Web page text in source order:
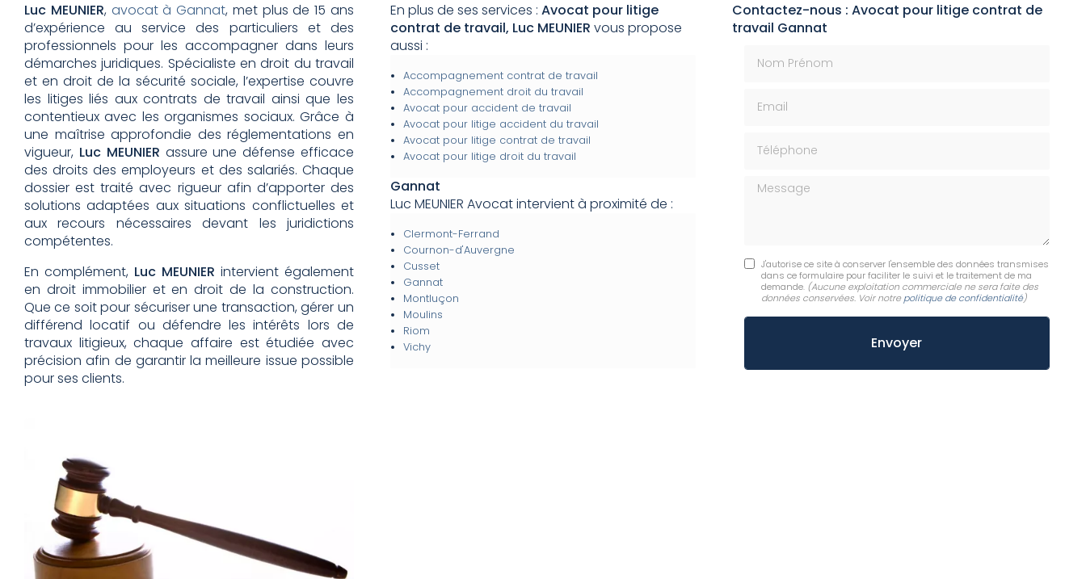
Luc MEUNIER, avocat à Gannat, met plus de 15 ans
d’expérience au service des particuliers et des
professionnels pour les accompagner dans leurs
démarches juridiques. Spécialiste en droit du travail
et en droit de la sécurité sociale, l’expertise couvre
les litiges liés aux contrats de travail ainsi que les
contentieux avec les organismes sociaux. Grâce à
une maîtrise approfondie des réglementations en
vigueur, Luc MEUNIER assure une défense efficace
des droits des employeurs et des salariés. Chaque
dossier est traité avec rigueur afin d’apporter des
solutions adaptées aux situations conflictuelles et
aux recours nécessaires devant les juridictions
compétentes.
En complément, Luc MEUNIER intervient également
en droit immobilier et en droit de la construction.
Que ce soit pour sécuriser une transaction, gérer un
différend locatif ou défendre les intérêts lors de
travaux litigieux, chaque affaire est étudiée avec
précision afin de garantir la meilleure issue possible
pour ses clients.
En plus de ses services : Avocat pour litige
contrat de travail, Luc MEUNIER vous propose
aussi :
Accompagnement contrat de travail
Accompagnement droit du travail
Avocat pour accident de travail
Avocat pour litige accident du travail
Avocat pour litige contrat de travail
Avocat pour litige droit du travail
Gannat
Luc MEUNIER Avocat intervient à proximité de :
Clermont-Ferrand
Cournon-d'Auvergne
Cusset
Gannat
Montluçon
Moulins
Riom
Vichy
Contactez-nous : Avocat pour litige contrat de
travail Gannat
Message
J'autorise ce site à conserver l'ensemble des données transmises
dans ce formulaire pour faciliter le suivi et le traitement de ma
demande. (Aucune exploitation commerciale ne sera faite des
données conservées. Voir notre politique de confidentialité)